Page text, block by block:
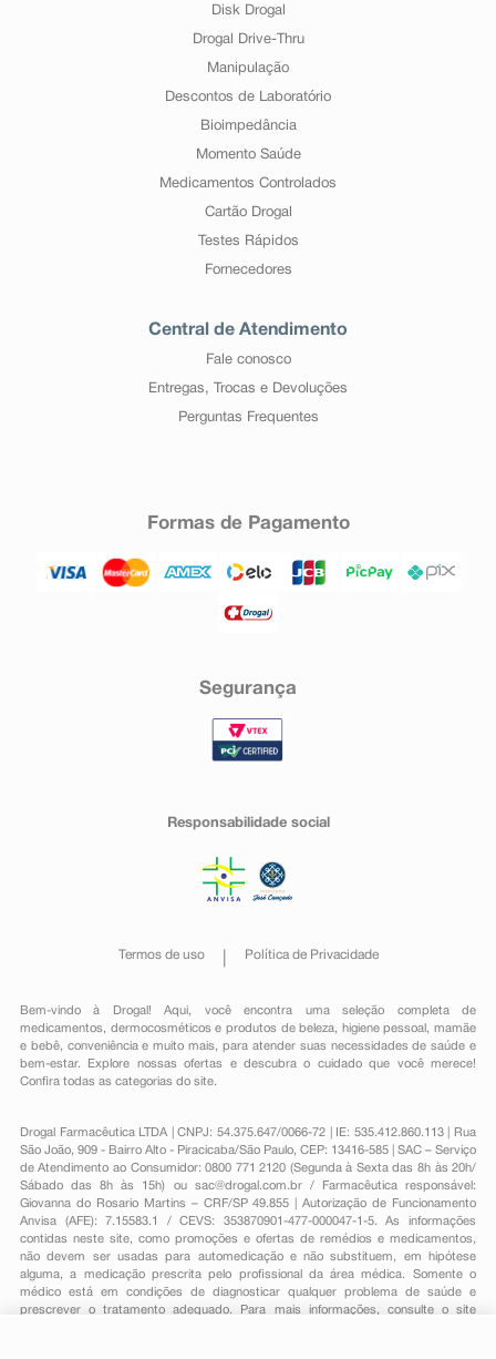
Disk Drogal
Drogal Drive-Thru
Manipulação
Descontos de Laboratório
Bioimpedância
Momento Saúde
Medicamentos Controlados
Cartão Drogal
Testes Rápidos
Fornecedores
Central de Atendimento
Fale conosco
Entregas, Trocas e Devoluções
Perguntas Frequentes
Formas de Pagamento
Segurança
Responsabilidade social
Termos de uso Política de Privacidade
Bem-vindo à Drogal! Aqui, você encontra uma seleção completa de
medicamentos , dermocosméticos e produtos de beleza, higiene pessoal ,mamãe
e bebê, conveniênciae muito mais, para atender suas necessidades de saúde e
bem-estar. Explore nossas ofertas e descubra o cuidado que você merece!
Confira todas as categorias do site.
Drogal Farmacêutica LTDA | CNPJ: 54.375.647/0066-72 | IE: 535.412.860.113 | Rua
São João, 909 - Bairro Alto - Piracicaba/São Paulo, CEP: 13416-585 | SAC – Serviço
de Atendimento ao Consumidor: 0800 771 2120 (Segunda à Sexta das 8h às 20h/
Sábado das 8h às 15h) ou sac@drogal.com.br/ Farmacêutica responsável:
Giovanna do Rosario Martins – CRF/SP 49.855 | Autorização de Funcionamento
Anvisa (AFE): 7.15583.1 / CEVS: 353870901-477-000047-1-5. As informações
contidas neste site, como promoções e ofertas de remédios e medicamentos,
não devem ser usadas para automedicação e não substituem, em hipótese
alguma, a medicação prescrita pelo profissional da área médica. Somente o
médico está em condições de diagnosticar qualquer problema de saúde e
prescrever o tratamento adequado. Para mais informações, consulte o site